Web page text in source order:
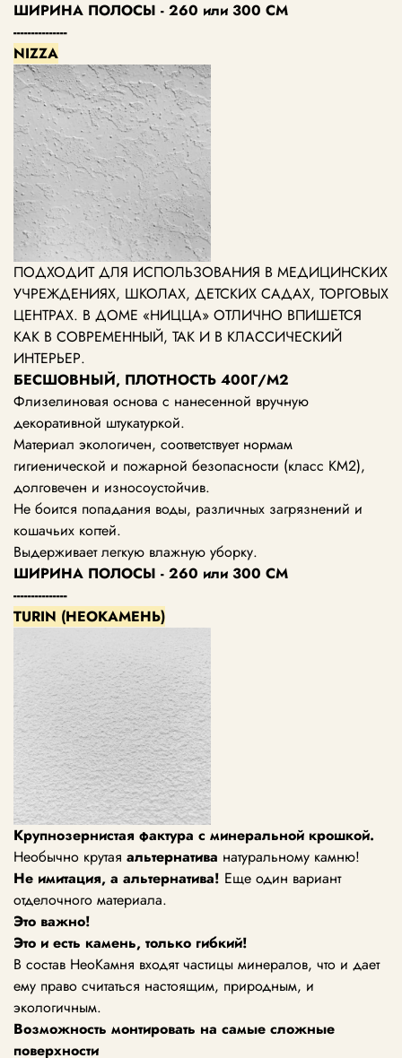
ШИРИНА ПОЛОСЫ - 260 или 300 СМ
---------------
NIZZA
ПОДХОДИТ ДЛЯ ИСПОЛЬЗОВАНИЯ В МЕДИЦИНСКИХ
УЧРЕЖДЕНИЯХ, ШКОЛАХ, ДЕТСКИХ САДАХ, ТОРГОВЫХ
ЦЕНТРАХ. В ДОМЕ «НИЦЦА» ОТЛИЧНО ВПИШЕТСЯ
КАК В СОВРЕМЕННЫЙ, ТАК И В КЛАССИЧЕСКИЙ
ИНТЕРЬЕР.
БЕСШОВНЫЙ, ПЛОТНОСТЬ 400Г/М2
Флизелиновая основа с нанесенной вручную
декоративной штукатуркой.
Материал экологичен, соответствует нормам
гигиенической и пожарной безопасности (класс KM2),
долговечен и износоустойчив.
Не боится попадания воды, различных загрязнений и
кошачьих когтей.
Выдерживает легкую влажную уборку.
ШИРИНА ПОЛОСЫ - 260 или 300 СМ
---------------
TURIN (НЕОКАМЕНЬ)
Крупнозернистая фактура с минеральной крошкой.
Необычно крутая альтернатива натуральному камню!
Не имитация, а альтернатива! Еще один вариант
отделочного материала.
Это важно!
Это и есть камень, только гибкий!
В состав НеоКамня входят частицы минералов, что и дает
ему право считаться настоящим, природным, и
экологичным.
Возможность монтировать на самые сложные
поверхности